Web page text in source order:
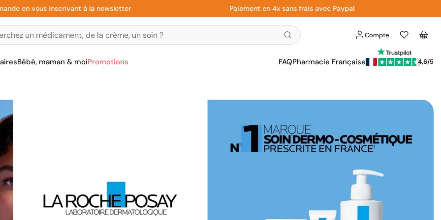
en vous inscrivant à la newsletter Paiement en 4x sans frais avec Paypal
Compte
Liste
d'envies
Panier
Bébé, maman & moiPromotions FAQPharmacie Française 4,6/5